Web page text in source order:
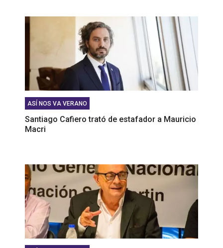
ASÍ NOS VA VERANO
Santiago Cafiero trató de estafador a Mauricio
Macri